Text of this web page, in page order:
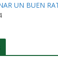
UN BUEN